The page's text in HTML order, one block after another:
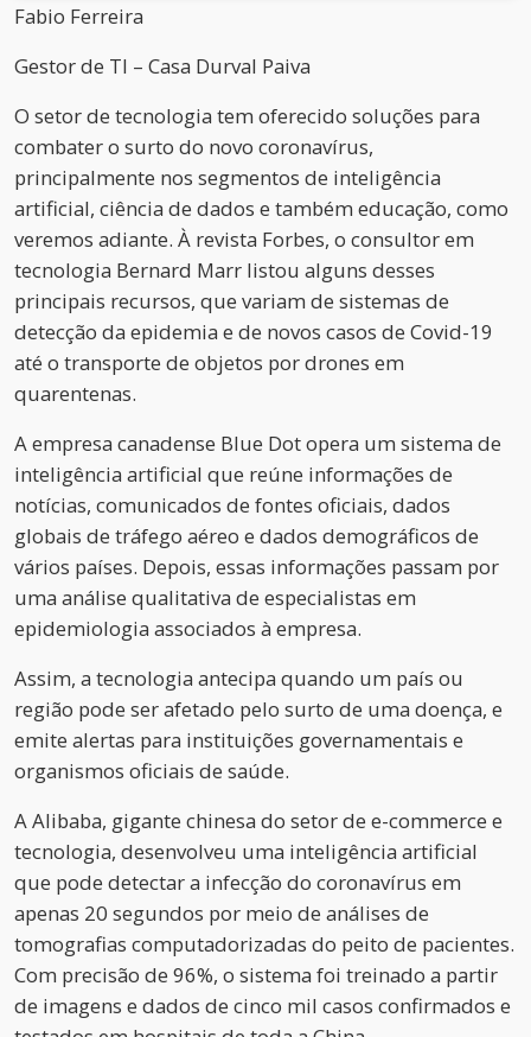
Fabio Ferreira
Gestor de TI – Casa Durval Paiva
O setor de tecnologia tem oferecido soluções para
combater o surto do novo coronavírus,
principalmente nos segmentos de inteligência
artificial, ciência de dados e também educação, como
veremos adiante. À revista Forbes, o consultor em
tecnologia Bernard Marr listou alguns desses
principais recursos, que variam de sistemas de
detecção da epidemia e de novos casos de Covid-19
até o transporte de objetos por drones em
quarentenas.
A empresa canadense Blue Dot opera um sistema de
inteligência artificial que reúne informações de
notícias, comunicados de fontes oficiais, dados
globais de tráfego aéreo e dados demográficos de
vários países. Depois, essas informações passam por
uma análise qualitativa de especialistas em
epidemiologia associados à empresa.
Assim, a tecnologia antecipa quando um país ou
região pode ser afetado pelo surto de uma doença, e
emite alertas para instituições governamentais e
organismos oficiais de saúde.
A Alibaba, gigante chinesa do setor de e-commerce e
tecnologia, desenvolveu uma inteligência artificial
que pode detectar a infecção do coronavírus em
apenas 20 segundos por meio de análises de
tomografias computadorizadas do peito de pacientes.
Com precisão de 96%, o sistema foi treinado a partir
de imagens e dados de cinco mil casos confirmados e